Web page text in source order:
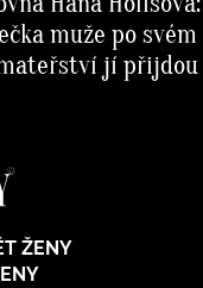
muže po
jí přijdou
ŽENY